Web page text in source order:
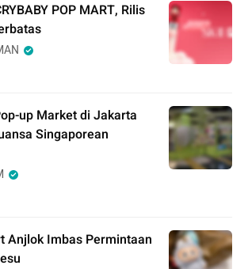
POP MART, Rilis
up Market di Jakarta
Singaporean
Anjlok Imbas Permintaan